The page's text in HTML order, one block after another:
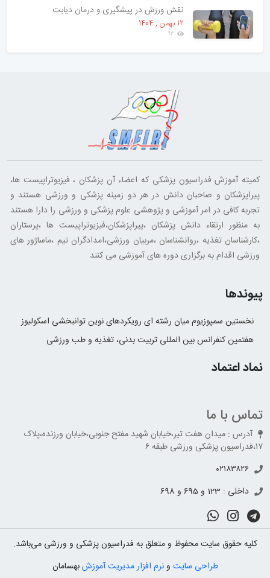
نقش ورزش در پیشگیری و درمان دیابت
12 بهمن , 1404
93
کمیته آموزش فدراسیون پزشکی که اعضاء آن پزشکان ، فیزیوتراپیست ها،
پیراپزشکان و صاحبان دانش در هر دو زمینه پزشکی و ورزشی هستند و
تجربه کافی در امر آموزشی و پژوهشی علوم پزشکی و ورزشی را دارا هستند
به منظور ارتقاء دانش پزشکان ،پیراپزشکان،فیزیوتراپیست ها ،پرستاران
،کارشناسان تغذیه ،روانشناسان ،مربیان ورزشی،امدادگران تیم ،ماساژور های
ورزشی اقدام به برگزاری دوره های آموزشی می کنند
پیوندها
نخستین سمپوزیوم میان رشته ای رویکردهای نوین توانبخشی اسکولیوز
هفتمین کنفرانس بین المللی تربیت بدنی، تغذیه و طب ورزشی
نماد اعتماد
تماس با ما
آدرس : میدان هفت تیر،خیابان شهید مفتح جنوبی،خیابان ورزنده،پلاک
۱۷،فدراسیون پزشکی ورزشی طبقه ۶
۰۲۱۸۳۸۲۶
داخلی : 123 و 695 و 698
کلیه حقوق سایت محفوظ و متعلق به فدراسیون پزشکی و ورزشی می‌باشد.
طراحی سایت ونرم افزار مدیریت آموزشبهسامان